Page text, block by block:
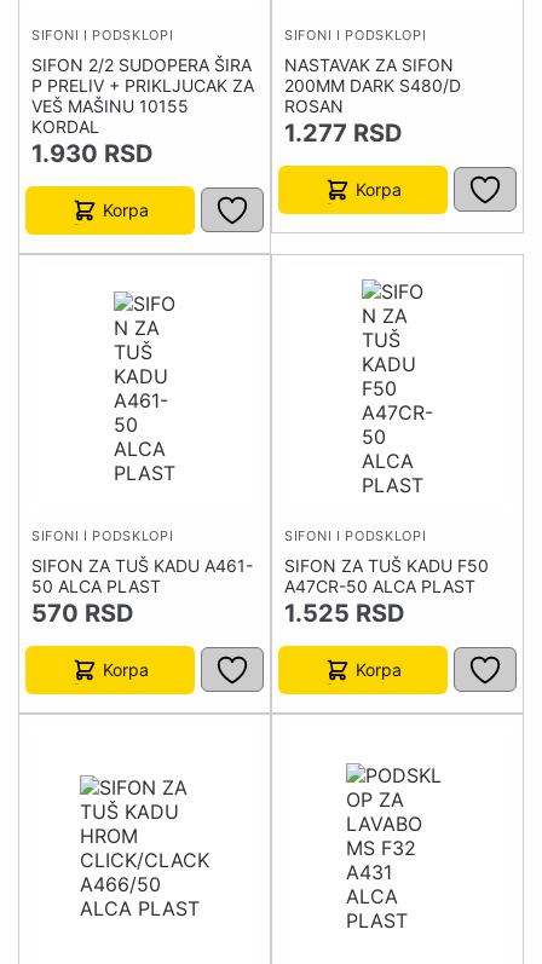
SIFONI I PODSKLOPI
SIFON 2/2 SUDOPERA ŠIRA
P PRELIV + PRIKLJUCAK ZA
VEŠ MAŠINU 10155
KORDAL
1.930 RSD
Korpa
SIFONI I PODSKLOPI
NASTAVAK ZA SIFON
200MM DARK S480/D
ROSAN
1.277 RSD
Korpa
SIFONI I PODSKLOPI
SIFON ZA TUŠ KADU A461-
50 ALCA PLAST
570 RSD
Korpa
SIFONI I PODSKLOPI
SIFON ZA TUŠ KADU F50
A47CR-50 ALCA PLAST
1.525 RSD
Korpa